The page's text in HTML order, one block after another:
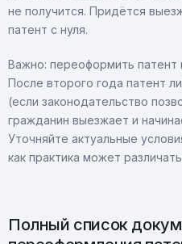
не получится. Придётся
патент с нуля.
Важно: переоформить патент
После второго года патент
(если законодательство
гражданин выезжает и
Уточняйте актуальные
как практика может
Полный список